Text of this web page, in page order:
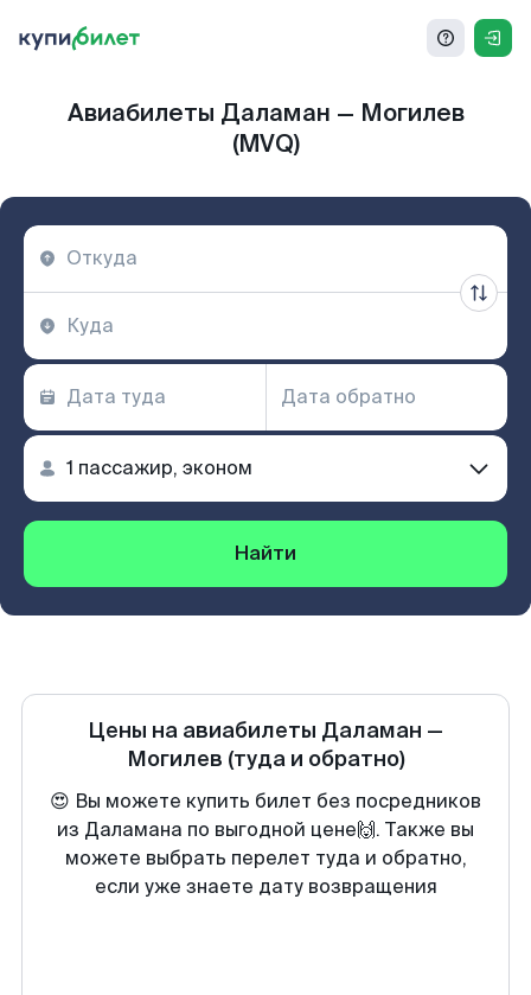
Авиабилеты Даламан — Могилев
(MVQ)
Найти
Цены на авиабилеты Даламан —
Могилев (туда и обратно)
😍 Вы можете купить билет без посредников
из Даламана по выгодной цене🙌. Также вы
можете выбрать перелет туда и обратно,
если уже знаете дату возвращения